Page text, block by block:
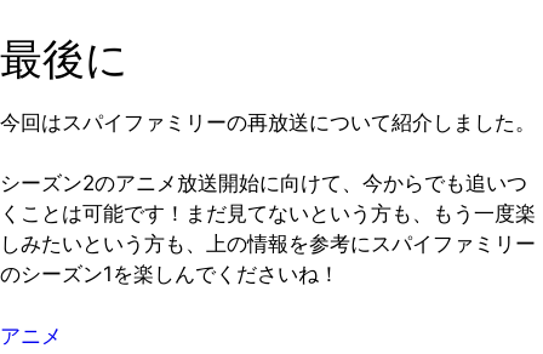
最後に
今回はスパイファミリーの再放送について紹介しました。
シーズン2のアニメ放送開始に向けて、今からでも追いつ
くことは可能です！まだ見てないという方も、もう一度楽
しみたいという方も、上の情報を参考にスパイファミリー
のシーズン1を楽しんでくださいね！
アニメ